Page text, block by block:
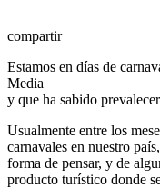
compartir
Estamos en días de
Media
y que ha sabido
Usualmente entre los
carnavales en nuestro
forma de pensar, y de
producto turístico donde